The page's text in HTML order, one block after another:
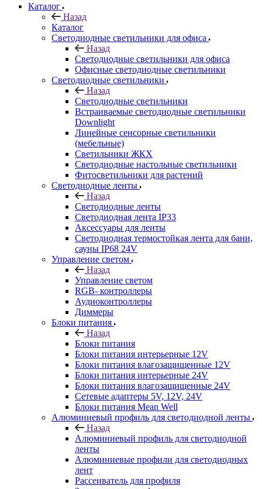
Каталог
Назад
Каталог
Светодиодные светильники для офиса
Назад
Светодиодные светильники для офиса
Офисные светодиодные светильники
Светодиодные светильники
Назад
Светодиодные светильники
Встраиваемые светодиодные светильники
Downlight
Линейные сенсорные светильники
(мебельные)
Светильники ЖКХ
Светодиодные настольные светильники
Фитосветильники для растений
Светодиодные ленты
Назад
Светодиодные ленты
Светодиодная лента IP33
Аксессуары для ленты
Светодиодная термостойкая лента для бани,
сауны IP68 24V
Управление светом
Назад
Управление светом
RGB- контроллеры
Аудиоконтроллеры
Диммеры
Блоки питания
Назад
Блоки питания
Блоки питания интерьерные 12V
Блоки питания влагозащищенные 12V
Блоки питания интерьерные 24V
Блоки питания влагозащищенные 24V
Сетевые адаптеры 5V, 12V, 24V
Блоки питания Mean Well
Алюминиевый профиль для светодиодной ленты
Назад
Алюминиевый профиль для светодиодной
ленты
Алюминиевые профили для светодиодных
лент
Рассеиватель для профиля